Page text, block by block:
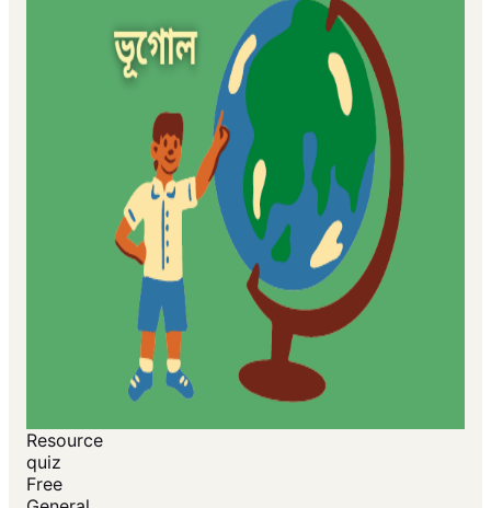
Resource
quiz
Free